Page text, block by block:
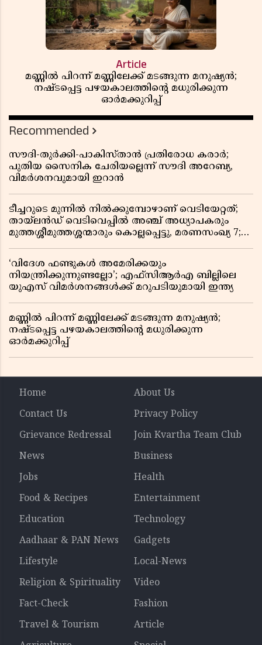
Article
മണ്ണിൽ പിറന്ന് മണ്ണിലേക്ക് മടങ്ങുന്ന മനുഷ്യൻ;
നഷ്ടപ്പെട്ട പഴയകാലത്തിൻ്റെ മധുരിക്കുന്ന
ഓർമക്കുറിപ്പ്
Recommended
സൗദി-തുർക്കി-പാകിസ്താൻ പ്രതിരോധ കരാർ;
പുതിയ സൈനിക ചേരിയല്ലെന്ന് സൗദി അറേബ്യ,
വിമർശനവുമായി ഇറാൻ
ടീച്ചറുടെ മുന്നിൽ നിൽക്കുമ്പോഴാണ് വെടിയേറ്റത്;
തായ്‌ലൻഡ് വെടിവെപ്പിൽ അഞ്ച് അധ്യാപകരും
മുത്തശ്ശീമുത്തശ്ശന്മാരും കൊല്ലപ്പെട്ടു, മരണസംഖ്യ 7;
‘വിദേശ ഫണ്ടുകൾ അമേരിക്കയും
നിയന്ത്രിക്കുന്നുണ്ടല്ലോ’; എഫ്സിആർഎ ബില്ലിലെ
യുഎസ് വിമർശനങ്ങൾക്ക് മറുപടിയുമായി ഇന്ത്യ
മണ്ണിൽ പിറന്ന് മണ്ണിലേക്ക് മടങ്ങുന്ന മനുഷ്യൻ;
നഷ്ടപ്പെട്ട പഴയകാലത്തിൻ്റെ മധുരിക്കുന്ന
ഓർമക്കുറിപ്പ്
Home
About Us
Contact Us
Privacy Policy
Grievance Redressal
Join Kvartha Team Club
News
Business
Jobs
Health
Food & Recipes
Entertainment
Education
Technology
Aadhaar & PAN News
Gadgets
Lifestyle
Local-News
Religion & Spirituality
Video
Fact-Check
Fashion
Travel & Tourism
Article